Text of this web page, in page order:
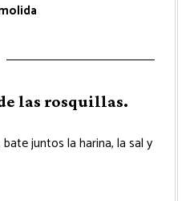
las rosquillas.
juntos la harina, la sal y